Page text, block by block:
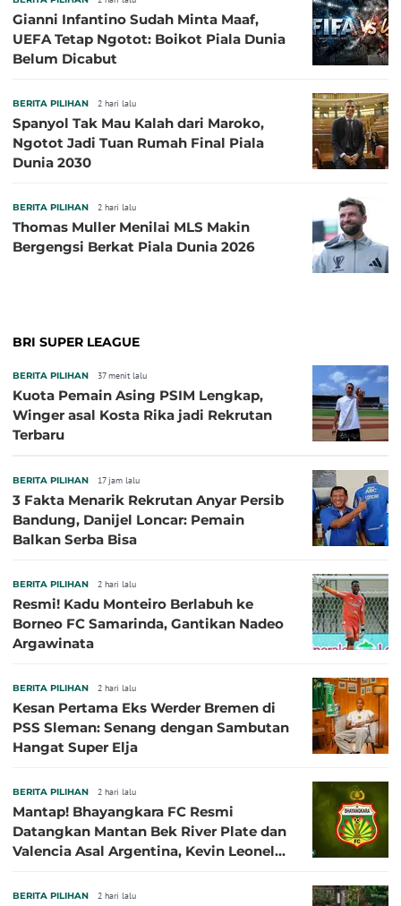
Gianni Infantino Sudah Minta Maaf,
UEFA Tetap Ngotot: Boikot Piala Dunia
Belum Dicabut
BERITA PILIHAN 2 hari lalu
Spanyol Tak Mau Kalah dari Maroko,
Ngotot Jadi Tuan Rumah Final Piala
Dunia 2030
BERITA PILIHAN 2 hari lalu
Thomas Muller Menilai MLS Makin
Bergengsi Berkat Piala Dunia 2026
BRI SUPER LEAGUE
BERITA PILIHAN 37 menit lalu
Kuota Pemain Asing PSIM Lengkap,
Winger asal Kosta Rika jadi Rekrutan
Terbaru
BERITA PILIHAN 17 jam lalu
3 Fakta Menarik Rekrutan Anyar Persib
Bandung, Danijel Loncar: Pemain
Balkan Serba Bisa
BERITA PILIHAN 2 hari lalu
Resmi! Kadu Monteiro Berlabuh ke
Borneo FC Samarinda, Gantikan Nadeo
Argawinata
BERITA PILIHAN 2 hari lalu
Kesan Pertama Eks Werder Bremen di
PSS Sleman: Senang dengan Sambutan
Hangat Super Elja
BERITA PILIHAN 2 hari lalu
Mantap! Bhayangkara FC Resmi
Datangkan Mantan Bek River Plate dan
Valencia Asal Argentina, Kevin Leonel
BERITA PILIHAN 2 hari lalu